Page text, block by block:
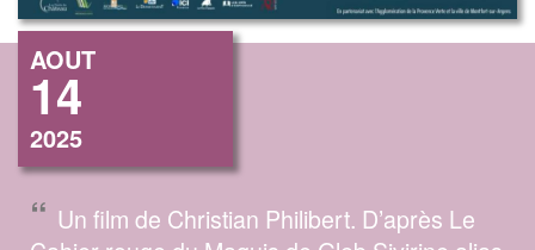
AOUT
14
2025
“ Un film de Christian Philibert. D’après Le